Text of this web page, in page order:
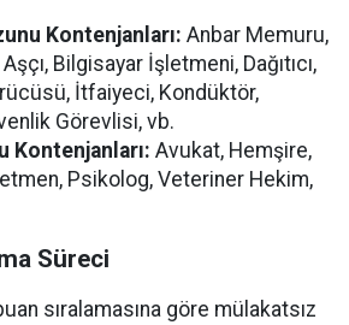
Kontenjanları: Anbar Memuru,
Bilgisayar İşletmeni, Dağıtıcı,
İtfaiyeci, Kondüktör,
Görevlisi, vb.
Kontenjanları: Avukat, Hemşire,
Psikolog, Veteriner Hekim,
Süreci
sıralamasına göre mülakatsız